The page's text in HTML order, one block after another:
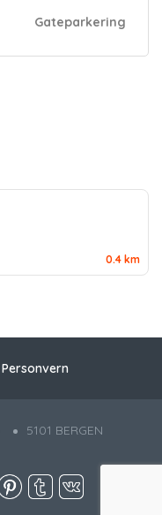
Gateparkering
0.4 km
Personvern
5101 BERGEN